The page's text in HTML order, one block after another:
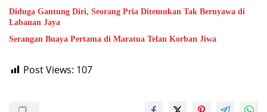
Diduga Gantung Diri, Seorang Pria Ditemukan Tak Bernyawa di
Labanan Jaya
Serangan Buaya Pertama di Maratua Telan Korban Jiwa
Post Views: 107